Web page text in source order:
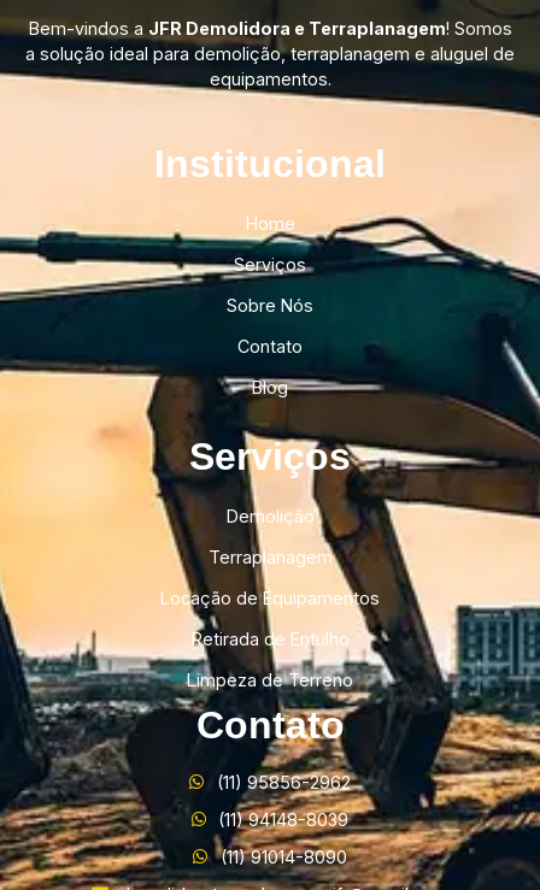
Bem-vindos a JFR Demolidora e Terraplanagem! Somos
a solução ideal para demolição, terraplanagem e aluguel de
equipamentos.
Institucional​
Home
Serviços
Sobre Nós
Contato
Blog
Serviços
Demolição
Terraplanagem
Locação de Equipamentos
Retirada de Entulho
Limpeza de Terreno
Contato
(11) 95856-2962
(11) 94148-8039
(11) 91014-8090